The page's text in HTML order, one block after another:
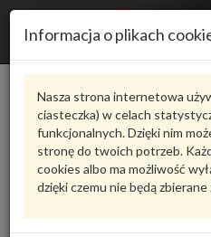
Informacja o plikach
Nasza strona internetowa
ciasteczka) w celach
funkcjonalnych. Dzięki nim
stronę do twoich potrzeb.
cookies albo ma możliwość
dzięki czemu nie będą
Karta produktu
5JA819702ERYP
VAG - produkt oryginalny VW AUDI SEAT
Dysza powietrza czarny/
5JA819702ERYP VAG